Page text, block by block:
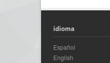
idioma
Español
English